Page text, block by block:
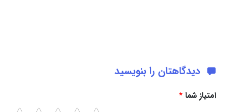
دیدگاهتان را بنویسید
امتیاز شما *